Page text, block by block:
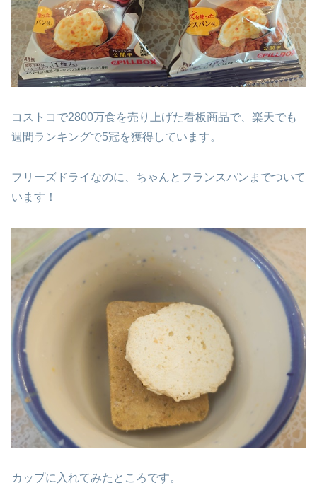
コストコで2800万食を売り上げた看板商品で、楽天でも
週間ランキングで5冠を獲得しています。
フリーズドライなのに、ちゃんとフランスパンまでついて
います！
カップに入れてみたところです。